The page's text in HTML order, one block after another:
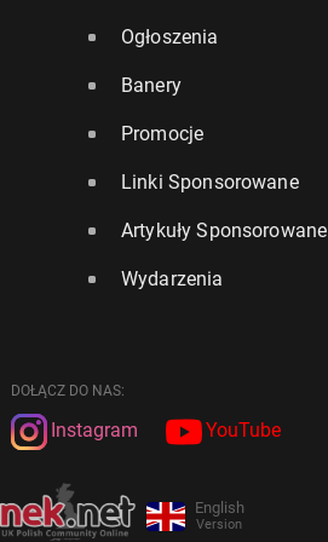
Ogłoszenia
Banery
Promocje
Linki Sponsorowane
Artykuły Sponsorowane
Wydarzenia
DOŁĄCZ DO NAS:
Instagram YouTube
English
Version